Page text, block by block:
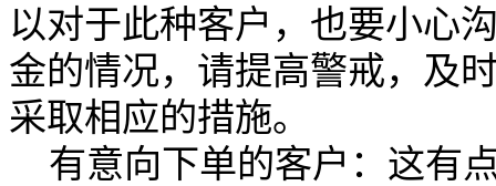
以对于此种客户，也要小心
金的情况，请提高警戒，及
采取相应的措施。
有意向下单的客户：这有